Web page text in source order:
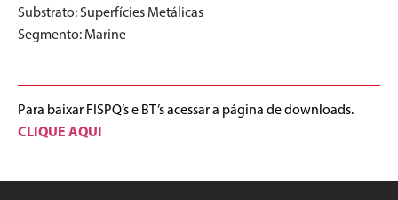
Substrato:Superfícies Metálicas
Segmento: Marine
Para baixar FISPQ’s e BT’s acessar a página de downloads.
CLIQUE AQUI